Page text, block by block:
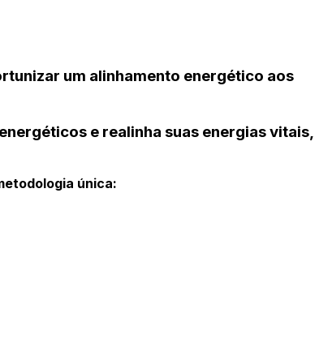
um alinhamento energético aos
e realinha suas energias vitais,
única: